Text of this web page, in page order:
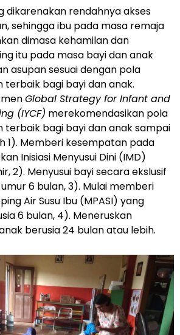
dikarenakan rendahnya akses
sehingga ibu pada masa remaja
dimasa kehamilan dan
itu pada masa bayi dan anak
asupan sesuai dengan pola
bagi bayi dan anak.
Global Strategy for Infant and
(IYCF) merekomendasikan pola
terbaik bagi bayi dan anak sampai
1). Memberi kesempatan pada
Inisiasi Menyusui Dini (IMD)
2). Menyusui bayi secara ekslusif
6 bulan, 3). Mulai memberi
Air Susu Ibu (MPASI) yang
6 bulan, 4). Meneruskan
berusia 24 bulan atau lebih.